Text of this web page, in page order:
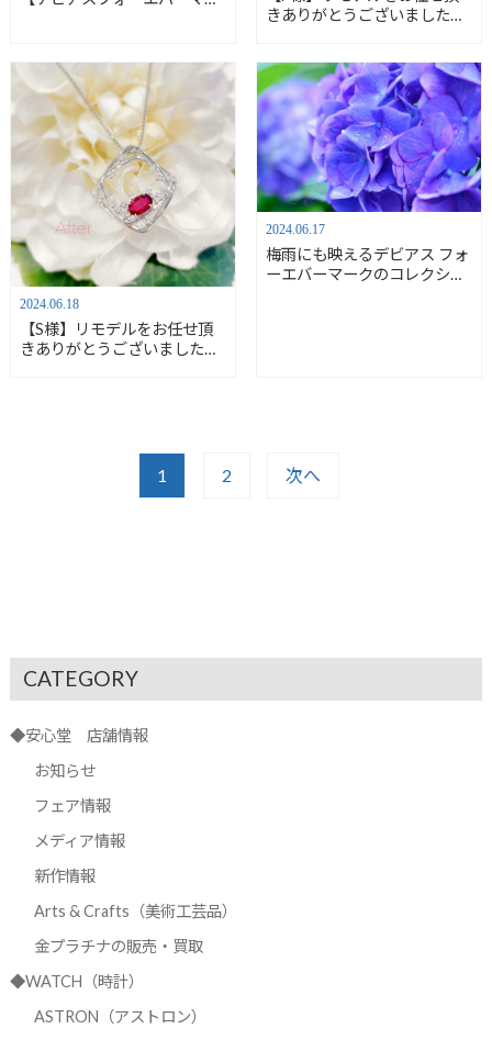
きありがとうございました／
店】
2024.06.18
【S様】リモデルをお任せ頂
きありがとうございました／
2024.06.17
梅雨にも映えるデビアス フォ
ーエバーマークのコレクショ
1 2 次へ
CATEGORY
◆安心堂 店舗情報
お知らせ
フェア情報
メディア情報
新作情報
Arts & Crafts（美術工芸品）
金プラチナの販売・買取
◆WATCH（時計）
ASTRON（アストロン）